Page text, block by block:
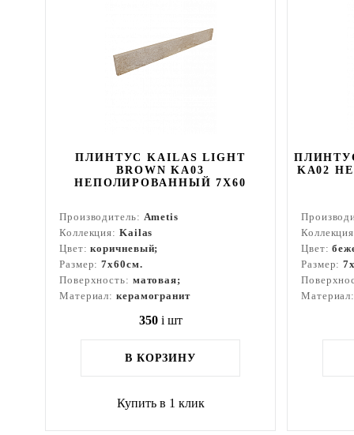
ПЛИНТУС KAILAS LIGHT
BROWN KA03
НЕПОЛИРОВАННЫЙ 7X60
Производитель: Ametis
Коллекция: Kailas
Цвет:коричневый;
Размер:7x60см.
Поверхность: матовая;
Материал: керамогранит
350 i шт
В КОРЗИНУ
Купить в 1 клик
KA02
Цвет:
Размер: